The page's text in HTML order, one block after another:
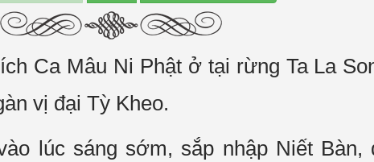
Ca Mâu Ni Phật ở tại rừng Ta La
vị đại Tỳ Kheo.
lúc sáng sớm, sắp nhập Niết Bàn,